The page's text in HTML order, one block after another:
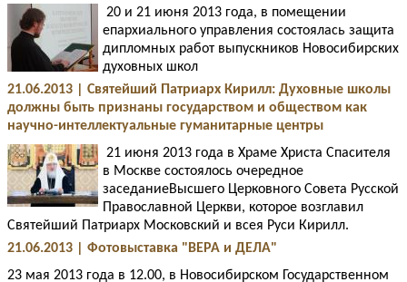
20 и 21 июня 2013 года, в помещении
епархиального управления состоялась защита
дипломных работ выпускников Новосибирских
духовных школ
21.06.2013 | Святейший Патриарх Кирилл: Духовные школы
должны быть признаны государством и обществом как
научно-интеллектуальные гуманитарные центры
21 июня 2013 года в Храме Христа Спасителя
в Москве состоялось очередное
заседаниеВысшего Церковного Совета Русской
Православной Церкви, которое возглавил
Святейший Патриарх Московский и всея Руси Кирилл.
21.06.2013 | Фотовыставка "ВЕРА и ДЕЛА"
23 мая 2013 года в 12.00, в Новосибирском Государственном